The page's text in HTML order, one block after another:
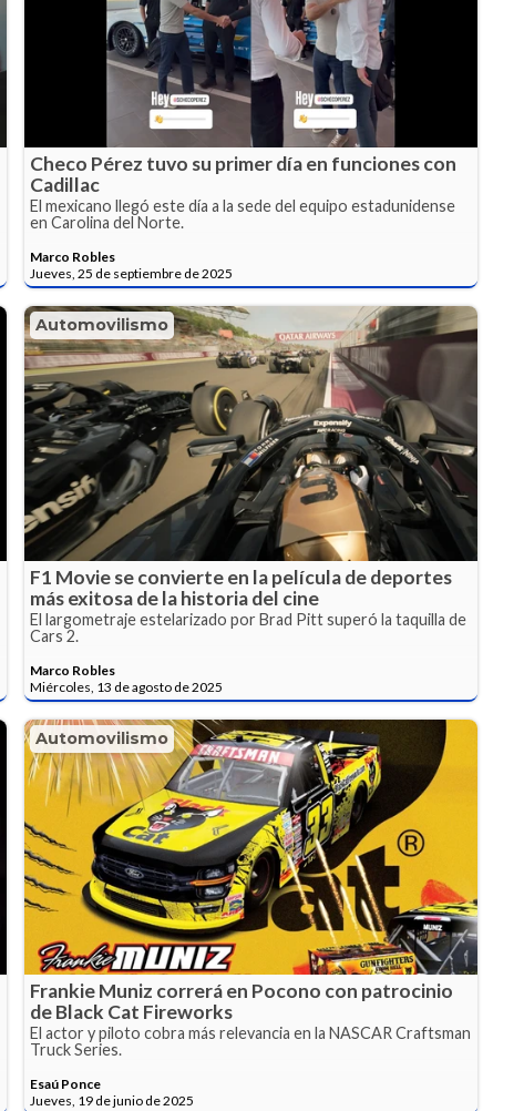
Checo Pérez tuvo su primer día en funciones con
Cadillac
El mexicano llegó este día a la sede del equipo estadunidense
en Carolina del Norte.
Marco Robles
Jueves, 25 de septiembre de 2025
Automovilismo
F1 Movie se convierte en la película de deportes
más exitosa de la historia del cine
El largometraje estelarizado por Brad Pitt superó la taquilla de
Cars 2.
Marco Robles
Miércoles, 13 de agosto de 2025
Automovilismo
Frankie Muniz correrá en Pocono con patrocinio
de Black Cat Fireworks
El actor y piloto cobra más relevancia en la NASCAR Craftsman
Truck Series.
Esaú Ponce
Jueves, 19 de junio de 2025